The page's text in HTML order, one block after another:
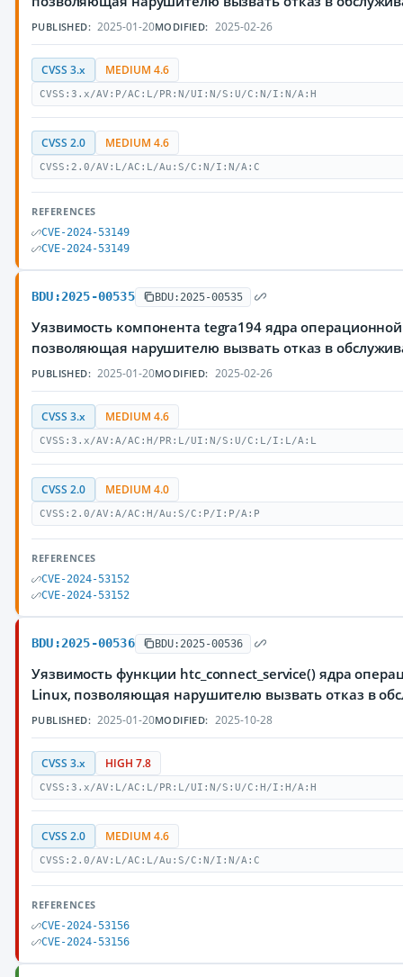
PUBLISHED: 2025-01-20MODIFIED: 2025-02-26
CVSS 3.x MEDIUM 4.6
CVSS:3.x/AV:P/AC:L/PR:N/UI:N/S:U/C:N/I:N/A:H
CVSS 2.0 MEDIUM 4.6
CVSS:2.0/AV:L/AC:L/Au:S/C:N/I:N/A:C
REFERENCES
CVE-2024-53149
CVE-2024-53149
BDU:2025-00535 BDU:2025-00535
Уязвимость компонента tegra194 ядра
позволяющая нарушителю вызвать отказ в
PUBLISHED: 2025-01-20MODIFIED: 2025-02-26
CVSS 3.x MEDIUM 4.6
CVSS:3.x/AV:A/AC:H/PR:L/UI:N/S:U/C:L/I:L/A:L
CVSS 2.0 MEDIUM 4.0
CVSS:2.0/AV:A/AC:H/Au:S/C:P/I:P/A:P
REFERENCES
CVE-2024-53152
CVE-2024-53152
BDU:2025-00536 BDU:2025-00536
Уязвимость функции htc_connect_service() ядра
Linux, позволяющая нарушителю вызвать отказ в
PUBLISHED: 2025-01-20MODIFIED: 2025-10-28
CVSS 3.x HIGH 7.8
CVSS:3.x/AV:L/AC:L/PR:L/UI:N/S:U/C:H/I:H/A:H
CVSS 2.0 MEDIUM 4.6
CVSS:2.0/AV:L/AC:L/Au:S/C:N/I:N/A:C
REFERENCES
CVE-2024-53156
CVE-2024-53156